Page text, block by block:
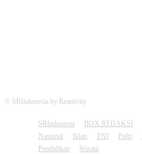
© SRIndonesia by Reartivity
SRIndonesia BOX REDAKSI
Nasional
Iklan TNI Polri
Pendidikan
Wisata